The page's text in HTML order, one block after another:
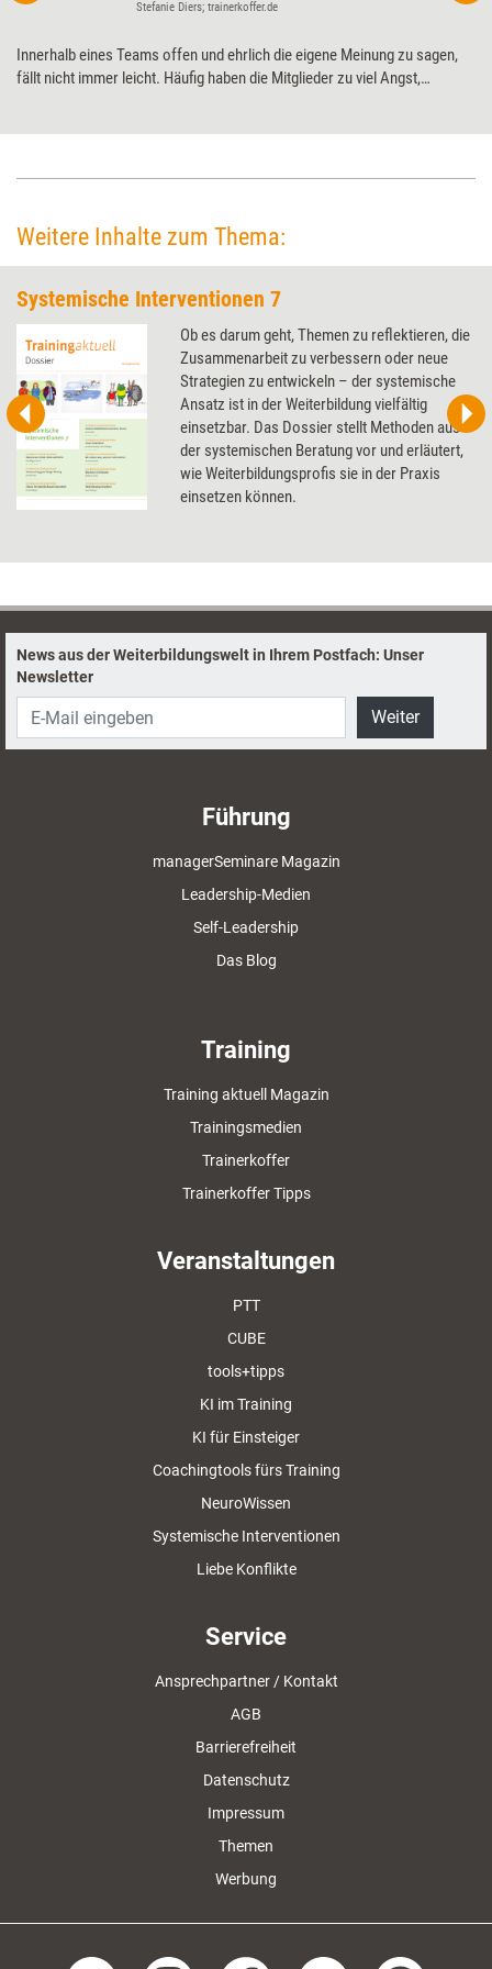
Stefanie Diers; trainerkoffer.de
Innerhalb eines Teams offen und ehrlich die eigene Meinung zu sagen,
fällt nicht immer leicht. Häufig haben die Mitglieder zu viel Angst,
Weitere Inhalte zum Thema:
Systemische Interventionen 7
Ob es darum geht, Themen zu reflektieren, die
Zusammenarbeit zu verbessern oder neue
Strategien zu entwickeln – der systemische
Ansatz ist in der Weiterbildung vielfältig
einsetzbar. Das Dossier stellt Methoden aus
der systemischen Beratung vor und erläutert,
wie Weiterbildungsprofis sie in der Praxis
einsetzen können.
News aus der Weiterbildungswelt in Ihrem Postfach: Unser
Newsletter
Weiter
Führung
managerSeminare Magazin
Leadership-Medien
Self-Leadership
Das Blog
Training
Training aktuell Magazin
Trainingsmedien
Trainerkoffer
Trainerkoffer Tipps
Veranstaltungen
PTT
CUBE
tools+tipps
KI im Training
KI für Einsteiger
Coachingtools fürs Training
NeuroWissen
Systemische Interventionen
Liebe Konflikte
Service
Ansprechpartner / Kontakt
AGB
Barrierefreiheit
Datenschutz
Impressum
Themen
Werbung